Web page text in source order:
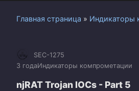
Главная страница » Индикаторы
SEC-1275
3 годаИндикаторы компрометации
njRAT Trojan IOCs - Part 5